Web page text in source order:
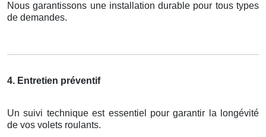
Nous garantissons une installation durable pour tous types
de demandes.
4. Entretien préventif
Un suivi technique est essentiel pour garantir la longévité
de vos volets roulants.